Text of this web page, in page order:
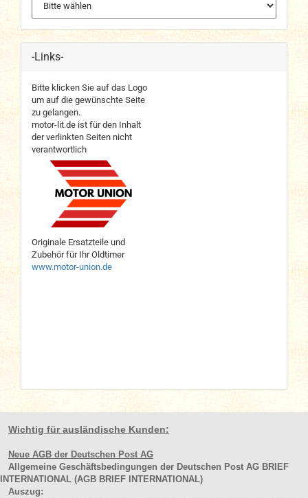
-Links-
Bitte klicken Sie auf das Logo
um auf die gewünschte Seite
zu gelangen.
motor-lit.de ist für den Inhalt
der verlinkten Seiten nicht
verantwortlich
Originale Ersatzteile und
Zubehör für Ihr Oldtimer
www.motor-union.de
Wichtig für ausländische Kunden:
Neue AGB der Deutschen Post AG
Allgemeine Geschäftsbedingungen der Deutschen Post AG BRIEF
INTERNATIONAL (AGB BRIEF INTERNATIONAL)
Auszug: